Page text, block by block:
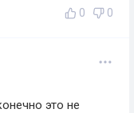
0 0
это не